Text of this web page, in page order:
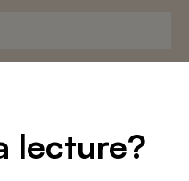
lecture?
la politique de confidentialité